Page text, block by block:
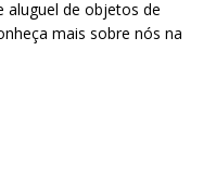
aluguel de objetos de
mais sobre nós na